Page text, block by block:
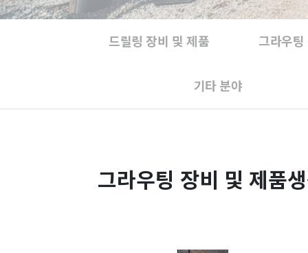
드릴링 장비 및 제품 그라우
기타 분야
그라우팅 장비 및 제품